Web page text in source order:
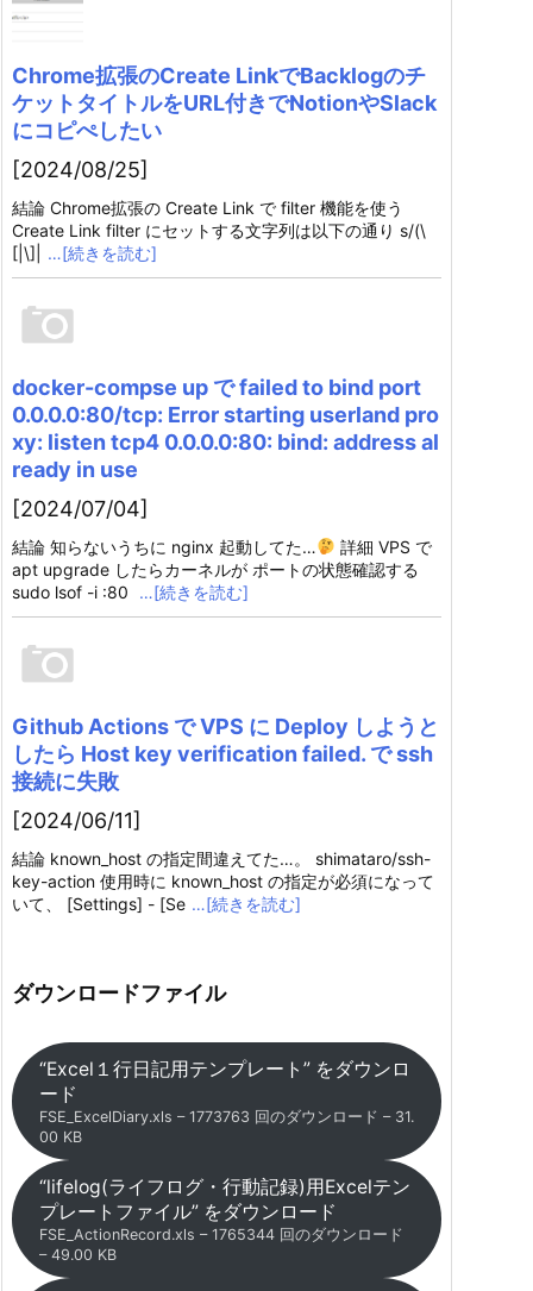
Chrome拡張のCreate LinkでBacklogのチ
ケットタイトルをURL付きでNotionやSlack
にコピぺしたい
[2024/08/25]
結論 Chrome拡張の Create Link で filter 機能を使う
Create Link filter にセットする文字列は以下の通り s/(\
[|\]|
…[続きを読む]
docker-compse up で failed to bind port
0.0.0.0:80/tcp: Error starting userland pro
xy: listen tcp4 0.0.0.0:80: bind: address al
ready in use
[2024/07/04]
結論 知らないうちに nginx 起動してた…
詳細 VPS で
apt upgrade したらカーネルが ポートの状態確認する
sudo lsof -i :80
…[続きを読む]
Github Actions で VPS に Deploy しようと
したら Host key verification failed. で ssh
接続に失敗
[2024/06/11]
結論 known_host の指定間違えてた…。 shimataro/ssh-
key-action 使用時に known_host の指定が必須になって
いて、 [Settings] - [Se …[続きを読む]
ダウンロードファイル
“Excel１行日記用テンプレート” をダウンロ
ード
FSE_ExcelDiary.xls – 1773763 回のダウンロード – 31.
00 KB
“lifelog(ライフログ・行動記録)用Excelテン
プレートファイル” をダウンロード
FSE_ActionRecord.xls – 1765344 回のダウンロード
– 49.00 KB